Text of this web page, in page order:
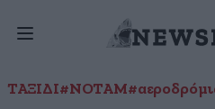
ΤΑΞΙΔΙ#NOTAM